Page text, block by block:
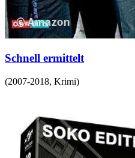
Schnell ermittelt
(2007-2018, Krimi)